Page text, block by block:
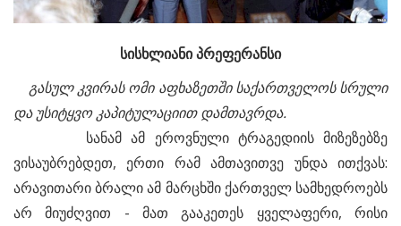
სისხლიანიპრეფერანსი
გასულკვირასომი აფხაზეთშისაქართველოსსრული
დაუსიტყვოკაპიტულაციითდამთავრდა.
სანამ ამ ეროვნული ტრაგედიის მიზეზებზე
ვისაუბრებდეთ, ერთი რამ ამთავითვე უნდა ითქვას:
არავითარი ბრალი ამ მარცხში ქართველ სამხედროებს
არ მიუძღვით - მათ გააკეთეს ყველაფერი, რისი